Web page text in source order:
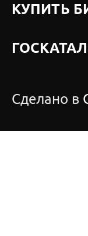
КУПИТЬ
Сделано в